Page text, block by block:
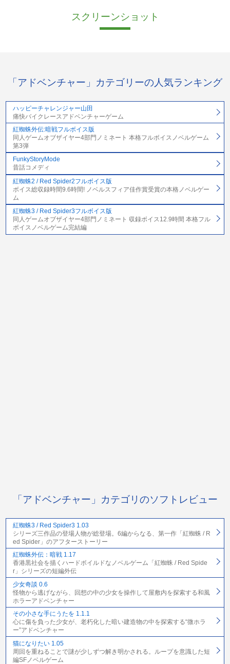
スクリーンショット
「アドベンチャー」カテゴリーの人気ランキング
ハッピーチャレンジャー山田
痛快バイクレースアドベンチャーゲーム
紅蜘蛛外伝:暗戦フルボイス版
同人ゲームオブザイヤー4部門ノミネート 本格フルボイスノベルゲーム
第3弾
FunkyStoryMode
昔話コメディ
紅蜘蛛2 / Red Spider2フルボイス版
ボイス総収録時間9.6時間! ノベルスフィア佳作賞受賞の本格ノベルゲー
ム
紅蜘蛛3 / Red Spider3フルボイス版
同人ゲームオブザイヤー4部門ノミネート 収録ボイス12.9時間 本格フル
ボイスノベルゲーム完結編
「アドベンチャー」カテゴリのソフトレビュー
紅蜘蛛3 / Red Spider3 1.03
シリーズ三作品の登場人物が総登場。6編からなる、第一作「紅蜘蛛 / R
ed Spider」のアフターストーリー
紅蜘蛛外伝：暗戦 1.17
香港黒社会を描くハードボイルドなノベルゲーム「紅蜘蛛 / Red Spide
r」シリーズの短編外伝
少女奇談 0.6
怪物から逃げながら、回想の中の少女を操作して屋敷内を探索する和風
ホラーアドベンチャー
その小さな手にうたを 1.1.1
心に傷を負った少女が、老朽化した暗い建造物の中を探索する“微ホラ
ー”アドベンチャー
猫になりたい 1.05
周回を重ねることで謎が少しずつ解き明かされる。ループを意識した短
編SFノベルゲーム